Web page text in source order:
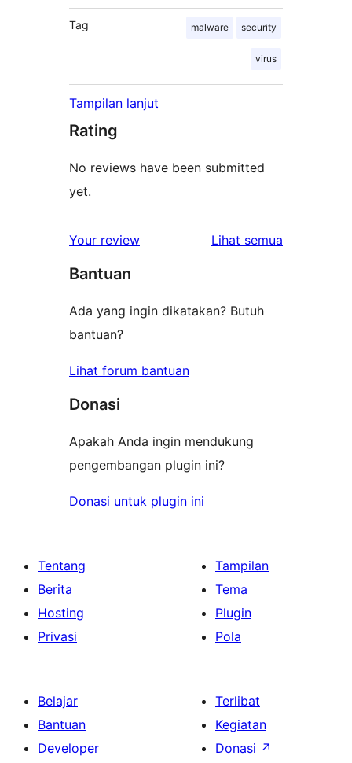
Tag malware security
virus
Tampilan lanjut
Rating
No reviews have been submitted
yet.
Your review Lihat semua
Bantuan
Ada yang ingin dikatakan? Butuh
bantuan?
Lihat forum bantuan
Donasi
Apakah Anda ingin mendukung
pengembangan plugin ini?
Donasi untuk plugin ini
Tentang
Berita
Hosting
Privasi
Tampilan
Tema
Plugin
Pola
Belajar
Bantuan
Developer
Terlibat
Kegiatan
Donasi ↗